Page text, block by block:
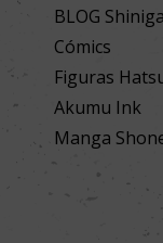
BLOG
Cómics
Figuras
Akumu Ink
Manga